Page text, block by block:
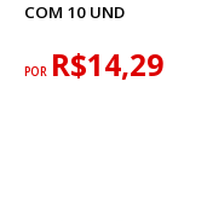
COM 10 UND
POR R$14,29